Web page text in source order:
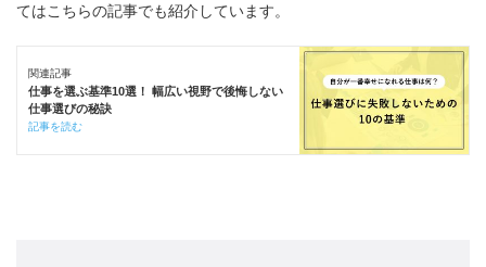
てはこちらの記事でも紹介しています。
関連記事
仕事を選ぶ基準10選！ 幅広い視野で後悔しない
仕事選びの秘訣
記事を読む